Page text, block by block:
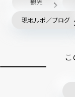
観光
現地ルポ／ブログ